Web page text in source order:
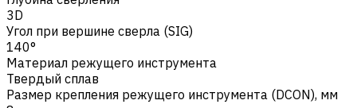
3D
Угол при вершине сверла (SIG)
140°
Материал режущего инструмента
Твердый сплав
Размер крепления режущего инструмента (DCON), мм